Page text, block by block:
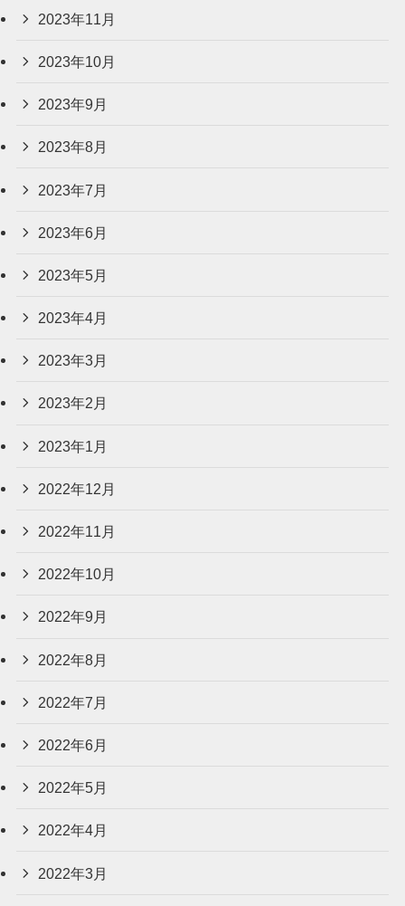
2023年11月
2023年10月
2023年9月
2023年8月
2023年7月
2023年6月
2023年5月
2023年4月
2023年3月
2023年2月
2023年1月
2022年12月
2022年11月
2022年10月
2022年9月
2022年8月
2022年7月
2022年6月
2022年5月
2022年4月
2022年3月